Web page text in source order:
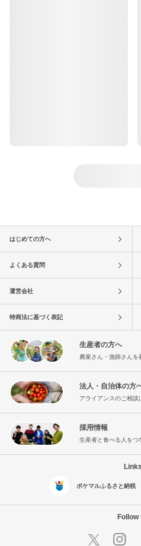
はじめての方へ
よくある質問
運営会社
特商法に基づく表記
生産者の方へ
農家さん・漁師さんを
法人・自治体の方
アライアンスのご相談
採用情報
生産者と食べる人をつ
Links
ポケマルふるさと納税
Follow